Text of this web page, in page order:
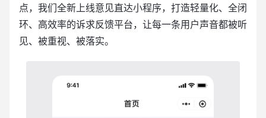
点，我们全新上线意见直达小程序，打造轻量化、全闭
环、高效率的诉求反馈平台，让每一条用户声音都被听
见、被重视、被落实。